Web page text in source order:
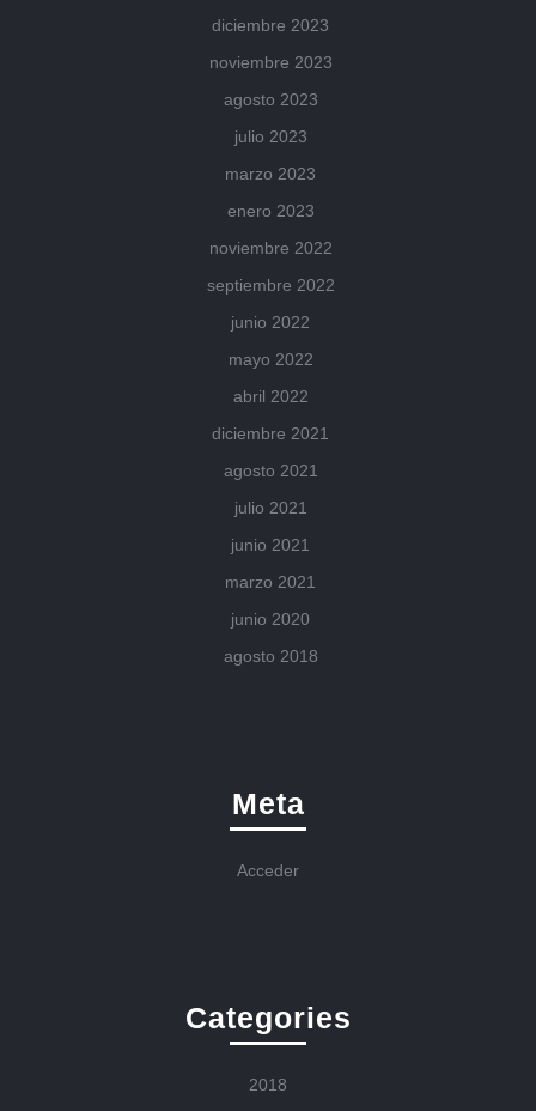
diciembre 2023
noviembre 2023
agosto 2023
julio 2023
marzo 2023
enero 2023
noviembre 2022
septiembre 2022
junio 2022
mayo 2022
abril 2022
diciembre 2021
agosto 2021
julio 2021
junio 2021
marzo 2021
junio 2020
agosto 2018
Meta
Acceder
Categories
2018